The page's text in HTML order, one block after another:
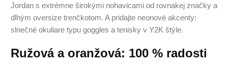
Jordan s extrémne širokými nohavicami od rovnakej značky a
dlhým oversize trenčkotom. A pridajte neonové akcenty:
slnečné okuliare typu goggles a tenisky v Y2K štýle.
Ružová a oranžová: 100 % radosti